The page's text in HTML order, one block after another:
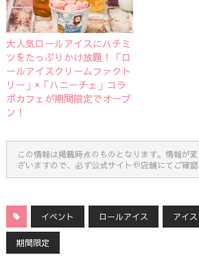
大人気ロールアイスにハチミ
ツをたっぷりかけ放題！「ロ
ールアイスクリームファクト
リー」×「ハニーチェ」コラ
ボカフェが期間限定でオープ
ン！
この情報は掲載時点のものとなります。情報が
ざいますので、必ず公式サイトや店舗にてご確認
イベント ロールアイス アイス
期間限定